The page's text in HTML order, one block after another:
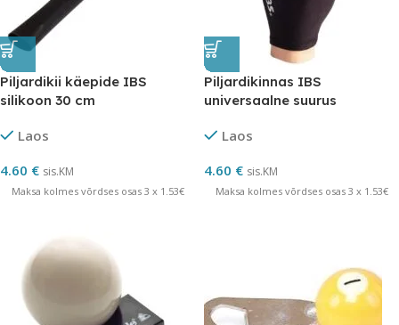
Piljardikii käepide IBS
silikoon 30 cm
Laos
4.60 € sis.KM
Maksa kolmes võrdses osas 3 x 1.53€
Piljardikinnas IBS
universaalne suurus
Laos
4.60 € sis.KM
Maksa kolmes võrdses osas 3 x 1.53€